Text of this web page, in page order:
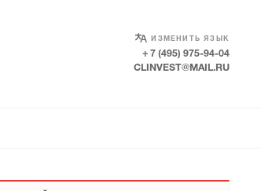
ИЗМЕНИТЬ ЯЗЫК
SELECT LANGUAGE
+ 7 (495) 975-94-04
CLINVEST@MAIL.RU